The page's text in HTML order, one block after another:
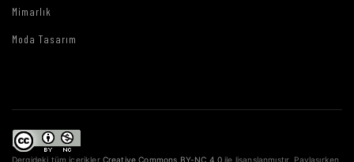
Mimarlık
Moda Tasarım
Dergideki tüm içerikler Creative Commons BY-NC 4.0 ile lisanslanmıştır. Paylaşırken